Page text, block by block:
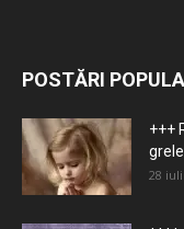
POSTĂRI
+++
28